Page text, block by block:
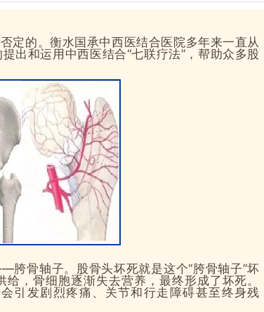
定的。衡水国承中西医结合医院多年来一直从
出和运用中西医结合“七联疗法”，帮助众多股
胯骨轴子。 股骨头坏死就是这个“胯骨轴子”坏
给，骨细胞逐渐失去营养，最终形成了坏死。
引发剧烈疼痛、关节和行走障碍甚至终身残